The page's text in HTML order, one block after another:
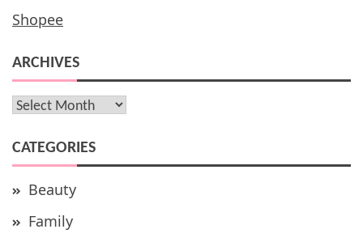
Shopee
ARCHIVES
Archives
CATEGORIES
Beauty
Family